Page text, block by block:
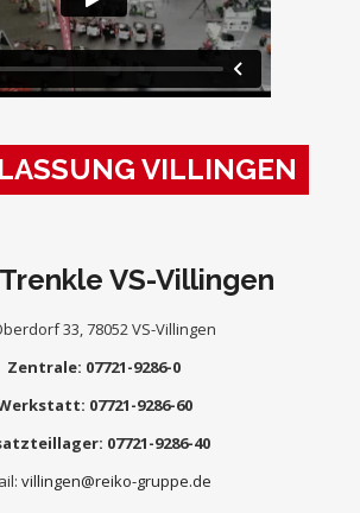
VILLINGEN
VS-Villingen
33, 78052 VS-Villingen
Zentrale: 07721-9286-0
07721-9286-60
07721-9286-40
villingen@reiko-gruppe.de